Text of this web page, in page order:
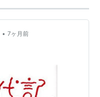
• 7ヶ月前